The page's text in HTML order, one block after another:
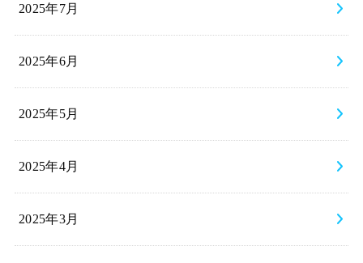
2025年7月
2025年6月
2025年5月
2025年4月
2025年3月